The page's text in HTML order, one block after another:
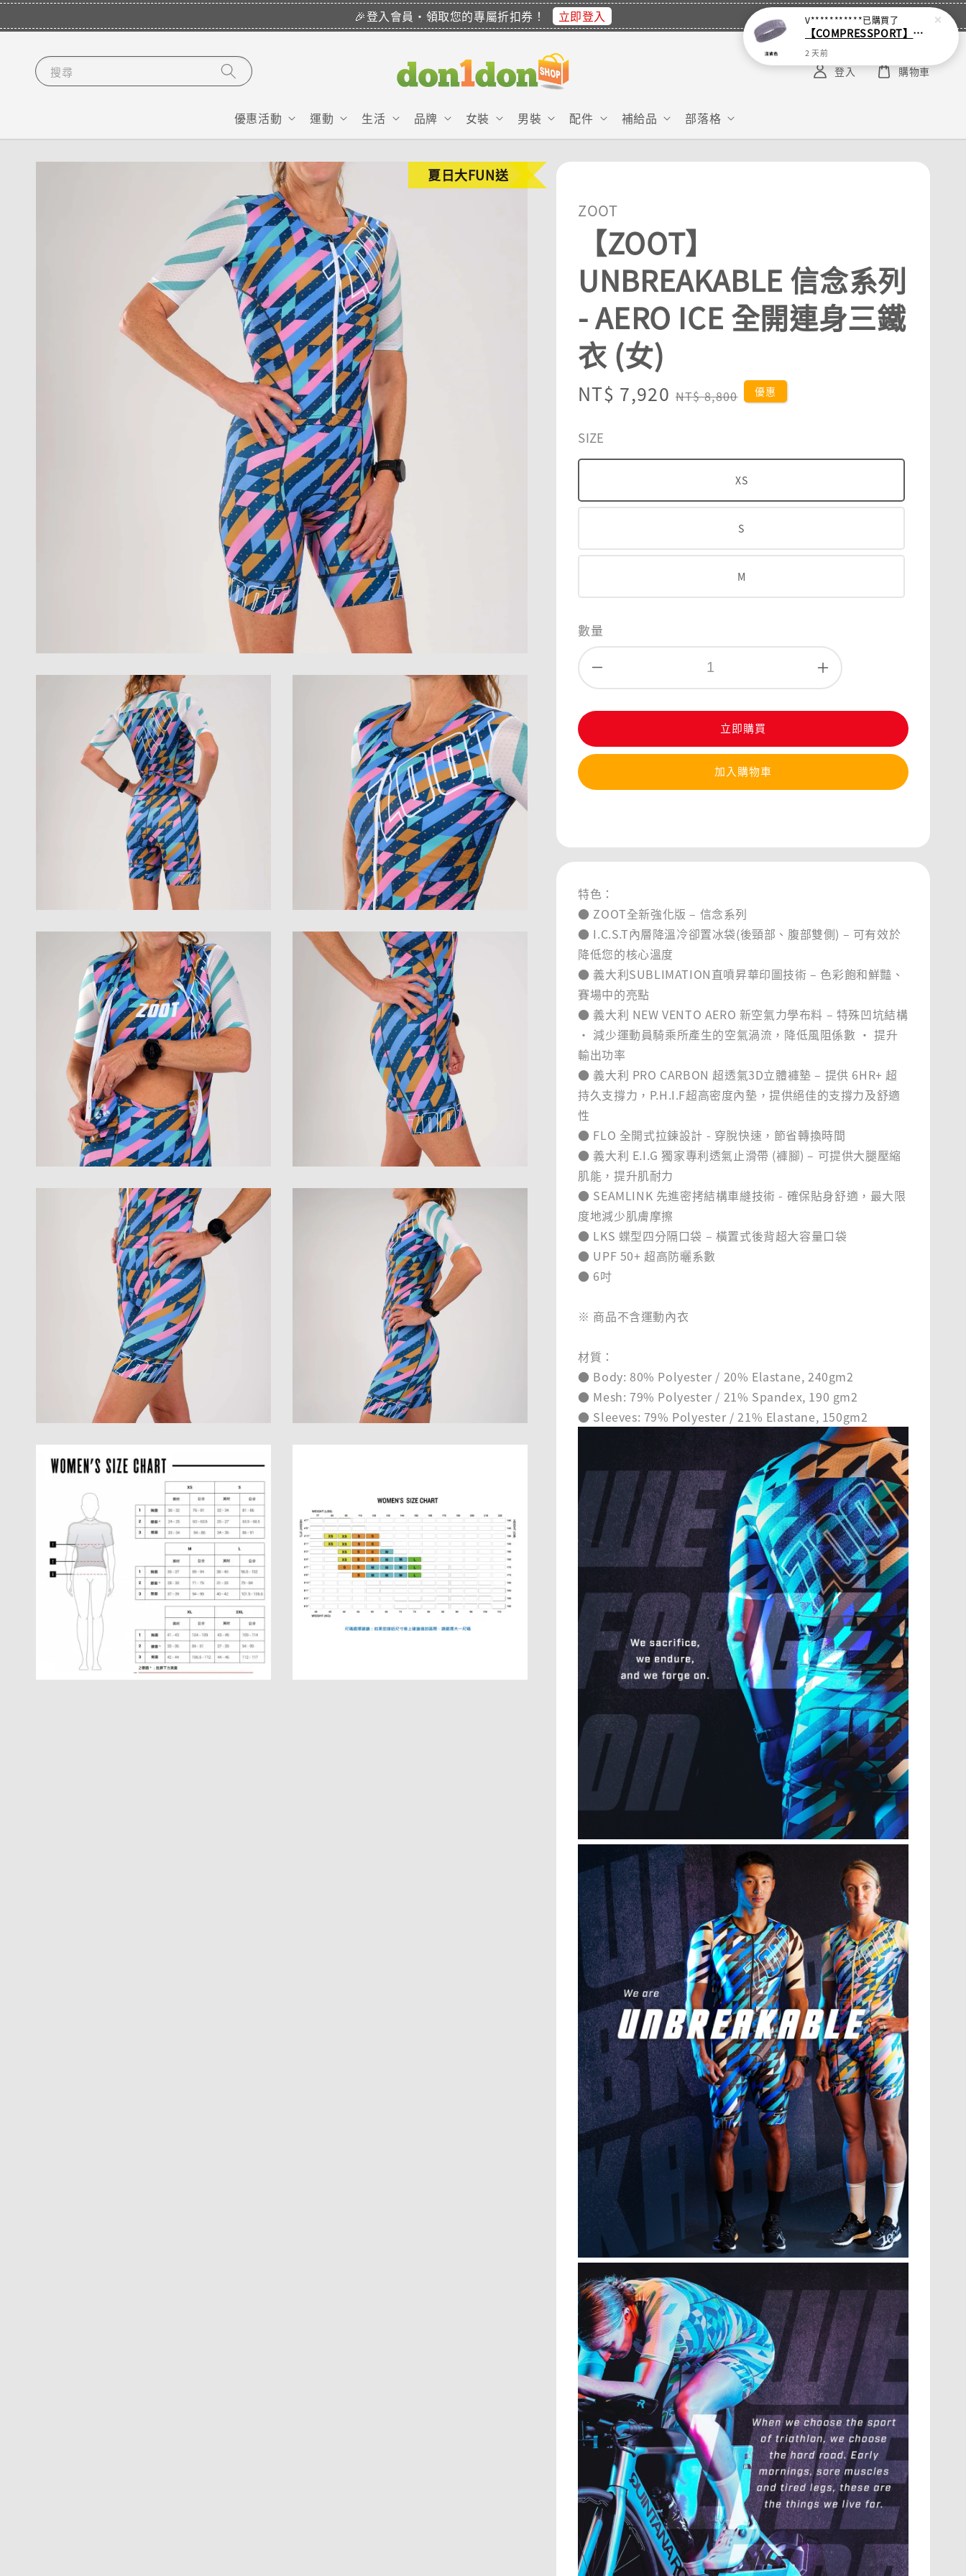
🎉登入會員・領取您的專屬折扣券！ 立即登入
搜尋
優惠活動 運動 生活 品牌 女裝 男裝 配件 補給品 部落格
登入 購物車
夏日大FUN送
ZOOT
【ZOOT】
UNBREAKABLE 信念系列
- AERO ICE 全開連身三鐵
衣 (女)
Sale
NT$ 7,920 Regular
NT$ 8,800 優惠
SIZE
XS
S
M
數量
立即購買
加入購物車
特色：
● ZOOT全新強化版 – 信念系列
● I.C.S.T內層降溫冷卻置冰袋(後頸部、腹部雙側) – 可有效於
降低您的核心溫度
● 義大利SUBLIMATION直噴昇華印圖技術 – 色彩飽和鮮豔、
賽場中的亮點
● 義大利 NEW VENTO AERO 新空氣力學布料 – 特殊凹坑結構
‧ 減少運動員騎乘所產生的空氣渦流，降低風阻係數 ‧ 提升
輸出功率
● 義大利 PRO CARBON 超透氣3D立體褲墊 – 提供 6HR+ 超
持久支撐力，P.H.I.F超高密度內墊，提供絕佳的支撐力及舒適
性
● FLO 全開式拉鍊設計 - 穿脫快速，節省轉換時間
● 義大利 E.I.G 獨家專利透氣止滑帶 (褲腳) – 可提供大腿壓縮
肌能，提升肌耐力
● SEAMLINK 先進密拷結構車縫技術 - 確保貼身舒適，最大限
度地減少肌膚摩擦
● LKS 蝶型四分隔口袋 – 橫置式後背超大容量口袋
● UPF 50+ 超高防曬系數
● 6吋
※ 商品不含運動內衣
材質：
● Body: 80% Polyester / 20% Elastane, 240gm2
● Mesh: 79% Polyester / 21% Spandex, 190 gm2
● Sleeves: 79% Polyester / 21% Elastane, 150gm2
V***********已購買了
【COMPRESSPORT】窄版止汗呼吸頭帶2.0_【零碼】
2 天前